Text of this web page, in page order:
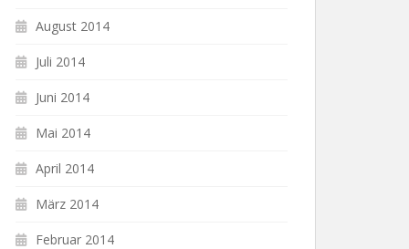
August 2014
Juli 2014
Juni 2014
Mai 2014
April 2014
März 2014
Februar 2014